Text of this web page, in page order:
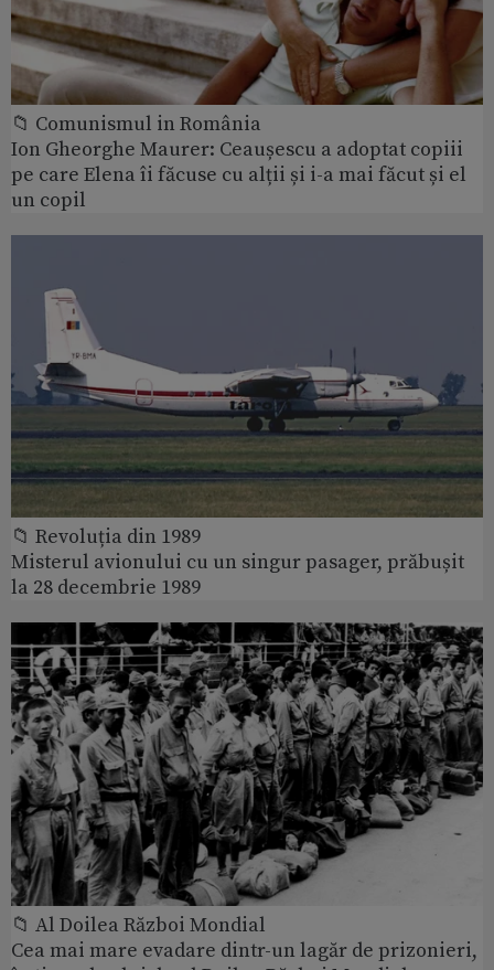
📁 Comunismul in România
Ion Gheorghe Maurer: Ceaușescu a adoptat copiii
pe care Elena îi făcuse cu alții și i-a mai făcut și el
un copil
📁 Revoluția din 1989
Misterul avionului cu un singur pasager, prăbușit
la 28 decembrie 1989
📁 Al Doilea Război Mondial
Cea mai mare evadare dintr-un lagăr de prizonieri,